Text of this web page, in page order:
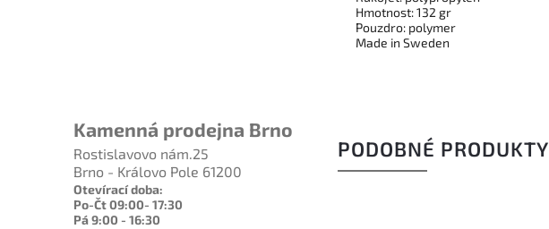
Kamenná prodejna Brno
Rostislavovo nám.25
Brno - Královo Pole 61200
Otevírací doba:
Po-Čt 09:00- 17:30
Pá 9:00 - 16:30
Hmotnost: 132 gr
Pouzdro: polymer
Made in Sweden
PODOBNÉ PRODUKTY